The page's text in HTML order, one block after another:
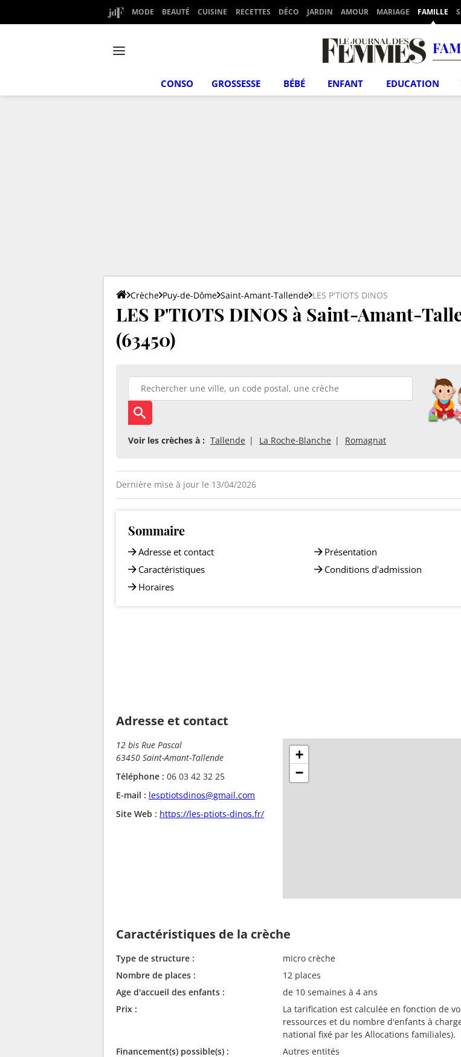
MODE BEAUTÉ CUISINE RECETTES DÉCO JARDIN AMOUR MARIAGE FAMILLE
CONSO GROSSESSE BÉBÉ ENFANT EDUCATION
Crèche Puy-de-Dôme Saint-Amant-Tallende LES P'TIOTS DINOS
LES P'TIOTS DINOS à Saint-Amant-
(63450)
Voir les crèches à : Tallende La Roche-Blanche Romagnat
Dernière mise à jour le 13/04/2026
Sommaire
Adresse et contact
Caractéristiques
Horaires
Présentation
Conditions d'admission
Adresse et contact
12 bis Rue Pascal
63450 Saint-Amant-Tallende
Téléphone : 06 03 42 32 25
E-mail : lesptiotsdinos@gmail.com
Site Web : https://les-ptiots-dinos.fr/
+
−
Caractéristiques de la crèche
Type de structure :
micro crèche
Nombre de places :
12 places
Age d'accueil des enfants :
de 10 semaines à 4 ans
Prix :
La tarification est calculée en fonction de
ressources et du nombre d'enfants à
national fixé par les Allocations familiales).
Financement(s) possible(s) :
Autres entités